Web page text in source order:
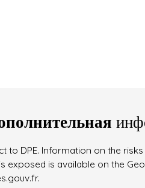
to DPE. Information on the
exposed is available on the